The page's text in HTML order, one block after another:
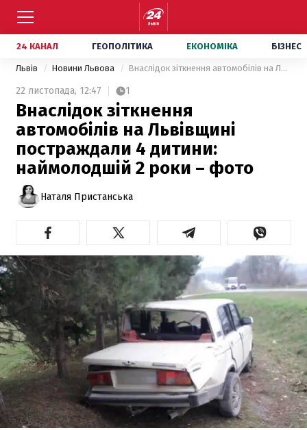
24 КАНАЛ ГЕОПОЛІТИКА ЕКОНОМІКА БІЗНЕС
Львів Новини Львова Внаслідок зіткнення автомобілів на Львівщині постраждали 4 дитини: наймолодшій 2 роки – фото
22 листопада, 12:47 1
Внаслідок зіткнення
автомобілів на Львівщині
постраждали 4 дитини:
наймолодшій 2 роки – фото
Наталя Пристанська